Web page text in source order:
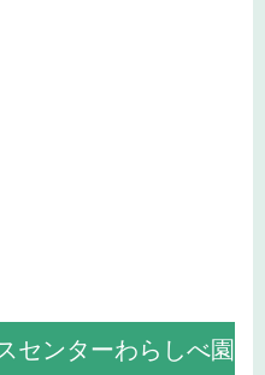
センターわらしべ園